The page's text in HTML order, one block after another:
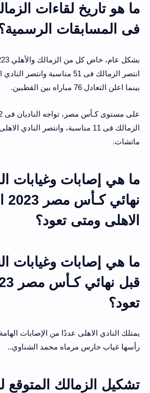
ما هو تاريخ لقاءات
فى المسابقات
بينما اعلن التعادل 76 مباراه بين القطبين.
ماتشات.
ما هي إصابات وغيابات
الاهلى ومتى تعود؟
ما هي إصابات وغيابات
تعود؟
يمتلك النادي الاهلى عددًا من الإصابات
رأسها غياب حارس مرماه محمد الشناوي..
تشكيل الزمالك المتوقع